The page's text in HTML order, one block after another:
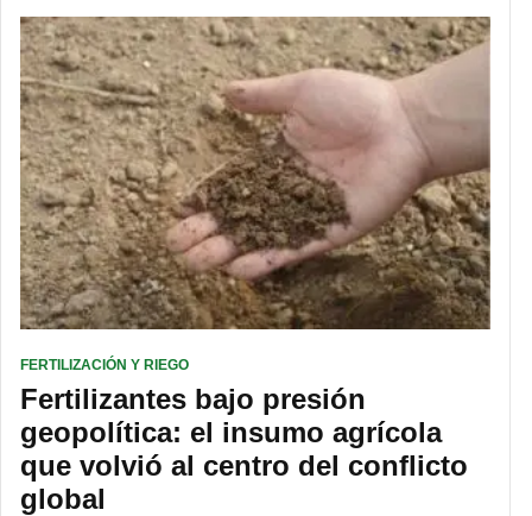
FERTILIZACIÓN Y RIEGO
Fertilizantes bajo presión
geopolítica: el insumo agrícola
que volvió al centro del conflicto
global